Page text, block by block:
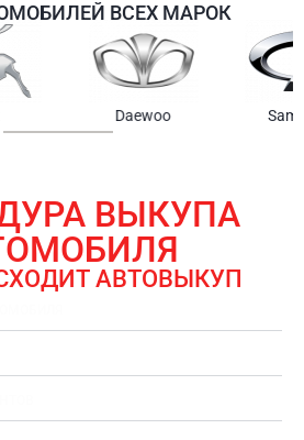
ВСЕХ МАРОК
ВЫКУПА
АВТОВЫКУП